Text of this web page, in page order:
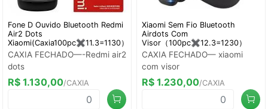
Fone D Ouvido Bluetooth Redmi
Air2 Dots
Xiaomi(Caxia100pc✖️11.3=1130）
CAXIA FECHADO—-Redmi air2
dots
R$ 1.130,00/CAXIA
Xiaomi Sem Fio Bluetooth
Airdots Com
Visor（100pc✖️12.3=1230）
CAXIA FECHADO— xiaomi
com visor
R$ 1.230,00/CAXIA